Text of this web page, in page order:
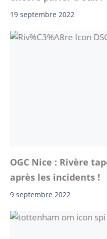
19 septembre 2022
OGC Nice : Rivère
après les incidents !
9 septembre 2022